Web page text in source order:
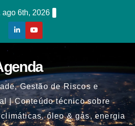
ago 6th, 2026
Gestão de Riscos e
| Conteúdo técnico sobre
climáticas, óleo & gás, energia